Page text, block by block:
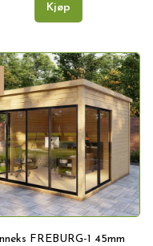
Kjøp
FREBURG-1 45mm